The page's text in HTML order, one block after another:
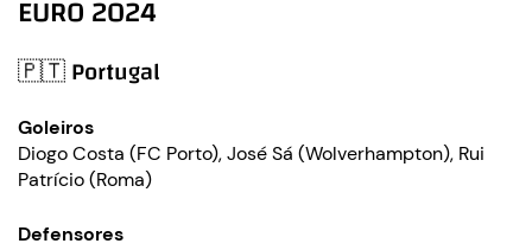
EURO 2024
🇵🇹 Portugal
Goleiros
Diogo Costa (FC Porto), José Sá (Wolverhampton), Rui
Patrício (Roma)
Defensores